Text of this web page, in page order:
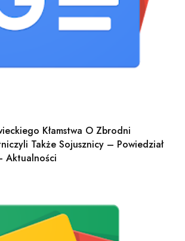
Kłamstwa O Zbrodni
Także Sojusznicy – ​​powiedział
Aktualności